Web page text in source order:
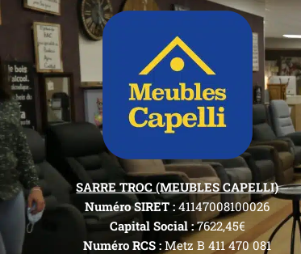
SARRE TROC (MEUBLES CAPELLI)
Numéro SIRET : 41147008100026
Capital Social :7622,45€
Numéro RCS :Metz B 411 470 081